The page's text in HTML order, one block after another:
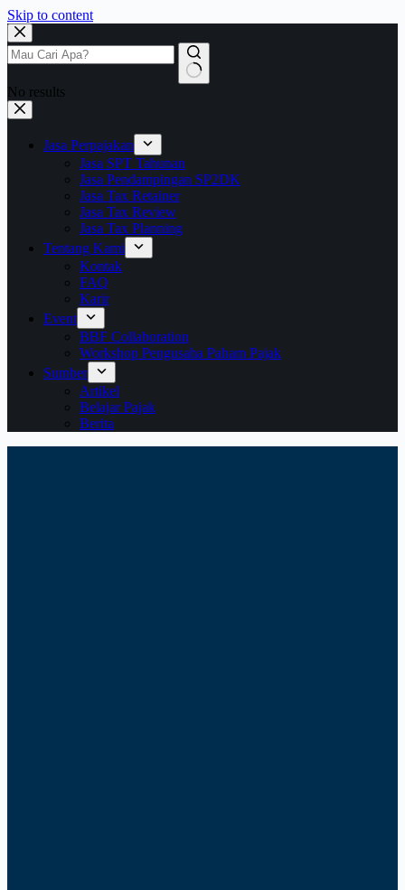
Skip to content
No results
Jasa Perpajakan
Jasa SPT Tahunan
Jasa Pendampingan SP2DK
Jasa Tax Retainer
Jasa Tax Review
Jasa Tax Planning
Tentang Kami
Kontak
FAQ
Karir
Event
BBF Collaboration
Workshop Pengusaha Paham Pajak
Sumber
Artikel
Belajar Pajak
Berita